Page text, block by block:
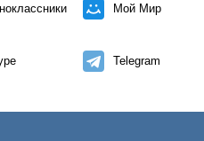
Мой Мир
Telegram